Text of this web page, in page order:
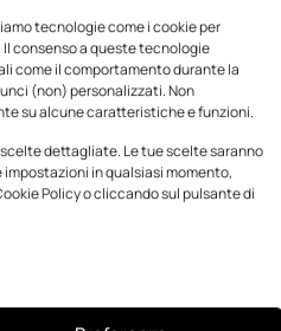
tecnologie come i cookie per
consenso a queste tecnologie
come il comportamento durante la
(non) personalizzati. Non
su alcune caratteristiche e funzioni.
dettagliate. Le tue scelte saranno
in qualsiasi momento,
Policy o cliccando sul pulsante di